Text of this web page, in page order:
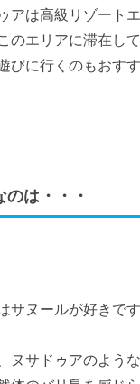
アは高級リゾート
のエリアに滞在し
びに行くのもおすす
は・・・
サヌールが好きです
ヌサドゥアのよう